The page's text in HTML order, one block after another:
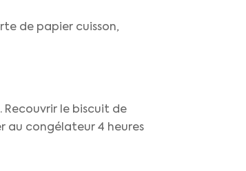
de papier cuisson,
Recouvrir le biscuit de
au congélateur 4 heures